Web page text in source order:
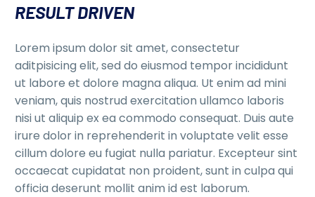
RESULT DRIVEN
Lorem ipsum dolor sit amet, consectetur
aditpisicing elit, sed do eiusmod tempor incididunt
ut labore et dolore magna aliqua. Ut enim ad mini
veniam, quis nostrud exercitation ullamco laboris
nisi ut aliquip ex ea commodo consequat. Duis aute
irure dolor in reprehenderit in voluptate velit esse
cillum dolore eu fugiat nulla pariatur. Excepteur sint
occaecat cupidatat non proident, sunt in culpa qui
officia deserunt mollit anim id est laborum.